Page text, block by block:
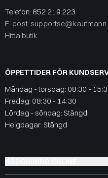
Telefon: 852 219 223
E-post:
Hitta butik
ÖPPETTIDER FÖR
Måndag - torsdag: 08:30 -
Fredag: 08:30 - 14:30
Lördag - söndag: Stängd
Helgdagar: Stängd